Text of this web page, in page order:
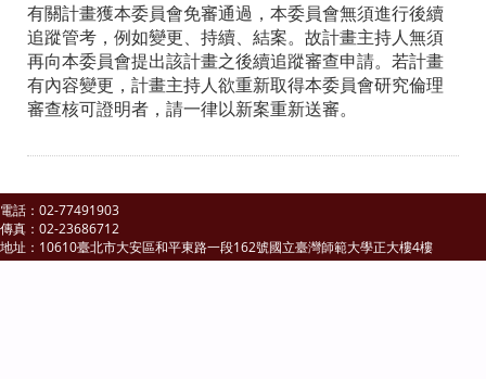
有關計畫獲本委員會免審通過，本委員會無須進行後續
追蹤管考，例如變更、持續、結案。故計畫主持人無須
再向本委員會提出該計畫之後續追蹤審查申請。若計畫
有內容變更，計畫主持人欲重新取得本委員會研究倫理
審查核可證明者，請一律以新案重新送審。
電話：02-77491903
傳真：02-23686712
地址：10610臺北市大安區和平東路一段162號國立臺灣師範大學正大樓4樓